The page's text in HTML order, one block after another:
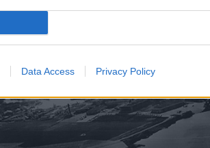
Data Access Privacy Policy